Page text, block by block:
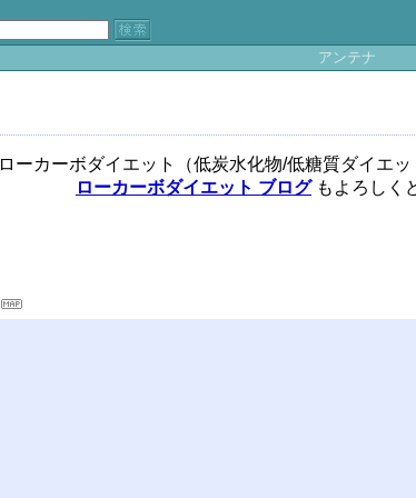
アンテナ
ローカーボダイエット（低炭水化物/低糖質ダイエッ
ローカーボダイエット ブログもよろしく